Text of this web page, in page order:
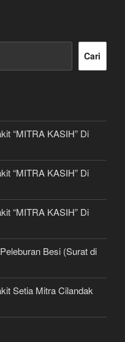
Cari
“MITRA KASIH” Di
“MITRA KASIH” Di
“MITRA KASIH” Di
Besi (Surat di
Setia Mitra Cilandak